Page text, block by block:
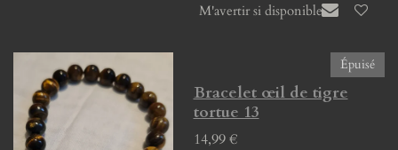
M'avertir si disponible
Épuisé
Bracelet œil de tigre
tortue 13
14,99 €